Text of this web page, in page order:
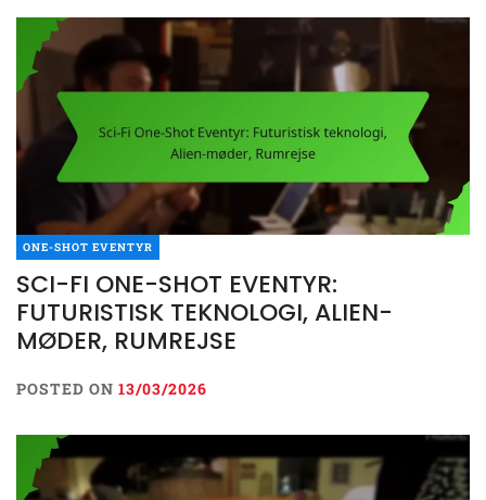
ONE-SHOT EVENTYR
SCI-FI ONE-SHOT EVENTYR:
FUTURISTISK TEKNOLOGI, ALIEN-
MØDER, RUMREJSE
POSTED ON 13/03/2026